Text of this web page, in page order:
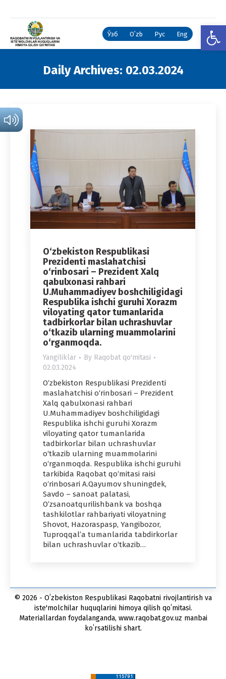
Ўзб Oʻzb Рус Eng
Daily Archives: 02.03.2024
O‘zbekiston Respublikasi
Prezidenti maslahatchisi
o‘rinbosari – Prezident Xalq
qabulxonasi rahbari
U.Muhammadiyev boshchiligidagi
Respublika ishchi guruhi Xorazm
viloyating qator tumanlarida
tadbirkorlar bilan uchrashuvlar
o‘tkazib ularning muammolarini
o‘rganmoqda.
Yangiliklar By Raqobat qo'mitasi
02.03.2024
O‘zbekiston Respublikasi Prezidenti
maslahatchisi o‘rinbosari – Prezident
Xalq qabulxonasi rahbari
U.Muhammadiyev boshchiligidagi
Respublika ishchi guruhi Xorazm
viloyating qator tumanlarida
tadbirkorlar bilan uchrashuvlar
o‘tkazib ularning muammolarini
o‘rganmoqda. Respublika ishchi guruhi
tarkibida Raqobat qo‘mitasi raisi
o‘rinbosari A.Qayumov shuningdek,
Savdo – sanoat palatasi,
O’zsanoatqurilishbank va boshqa
tashkilotlar rahbariyati viloyatning
Shovot, Hazoraspasp, Yangibozor,
Tuproqqalʼa tumanlarida tabdirkorlar
bilan uchrashuvlar o‘tkazib…
© 2026 - Oʻzbekiston Respublikasi Raqobatni rivojlantirish va
iste'molchilar huquqlarini himoya qilish qoʻmitasi.
Materiallardan foydalanganda, www.raqobat.gov.uz manbai
koʻrsatilishi shart.